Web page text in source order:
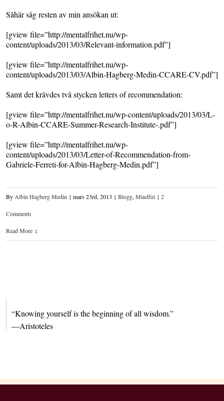
Såhär såg resten av min ansökan ut:
[gview file=”http://mentalfrihet.nu/wp-
content/uploads/2013/03/Relevant-information.pdf”]
[gview file=”http://mentalfrihet.nu/wp-
content/uploads/2013/03/Albin-Hagberg-Medin-CCARE-CV.pdf”]
Samt det krävdes två stycken letters of recommendation:
[gview file=”http://mentalfrihet.nu/wp-content/uploads/2013/03/L-
o-R-Albin-CCARE-Summer-Research-Institute-.pdf”]
[gview file=”http://mentalfrihet.nu/wp-
content/uploads/2013/03/Letter-of-Recommendation-from-
Gabriele-Ferreti-for-Albin-Hagberg-Medin.pdf”]
By Albin Hagberg Medin | mars 23rd, 2013 | Blogg, Mindful | 2
Comments
Read More
“Knowing yourself is the beginning of all wisdom.”
—Aristoteles